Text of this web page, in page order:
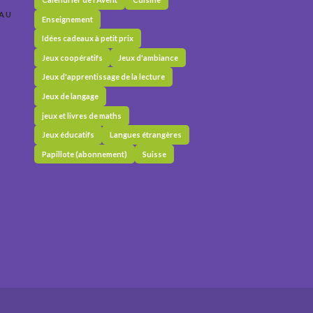
Enseignement
Idées cadeaux à petit prix
Jeux coopératifs Jeux d'ambiance
Jeux d'apprentissage de la lecture
Jeux de langage
jeux et livres de maths
Jeux éducatifs Langues étrangères
Papillote (abonnement) Suisse